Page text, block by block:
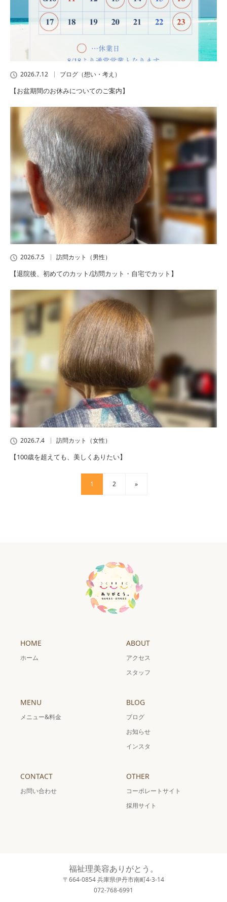
2026.7.12 ブログ（想い・考え）
【お盆期間のお休みについてのご案内】
2026.7.5 訪問カット（男性）
【退院後、初めてのカット/訪問カット・自宅でカット】
2026.7.4 訪問カット（女性）
【100歳を超えても、美しくありたい】
1 2 »
HOME
ホーム
ABOUT
アクセス
スタッフ
MENU
メニュー&料金
BLOG
ブログ
お知らせ
インスタ
CONTACT
お問い合わせ
OTHER
コーポレートサイト
採用サイト
福祉理美容ありがとう。
〒664-0854 兵庫県伊丹市南町4-3-14
072-768-6991